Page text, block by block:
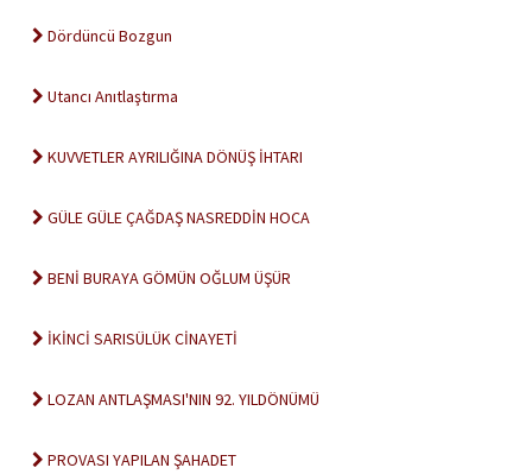
Dördüncü Bozgun
Utancı Anıtlaştırma
KUVVETLER AYRILIĞINA DÖNÜŞ İHTARI
GÜLE GÜLE ÇAĞDAŞ NASREDDİN HOCA
BENİ BURAYA GÖMÜN OĞLUM ÜŞÜR
İKİNCİ SARISÜLÜK CİNAYETİ
LOZAN ANTLAŞMASI'NIN 92. YILDÖNÜMÜ
PROVASI YAPILAN ŞAHADET